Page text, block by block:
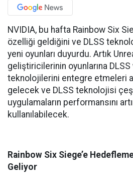
NVIDIA, bu hafta Rainbow Six
özelliği geldiğini ve DLSS
yeni oyunları duyurdu. Artık
geliştiricilerinin oyunlarına
teknolojilerini entegre etmeleri
gelecek ve DLSS teknolojisi
uygulamaların performansını
kullanılabilecek.
Rainbow Six Siege’e
Geliyor